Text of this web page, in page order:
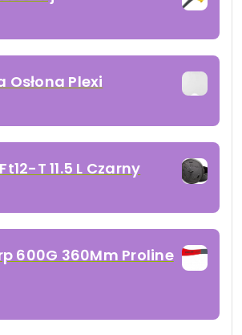
Plexi
T 11.5 L Czarny
600G 360Mm Proline